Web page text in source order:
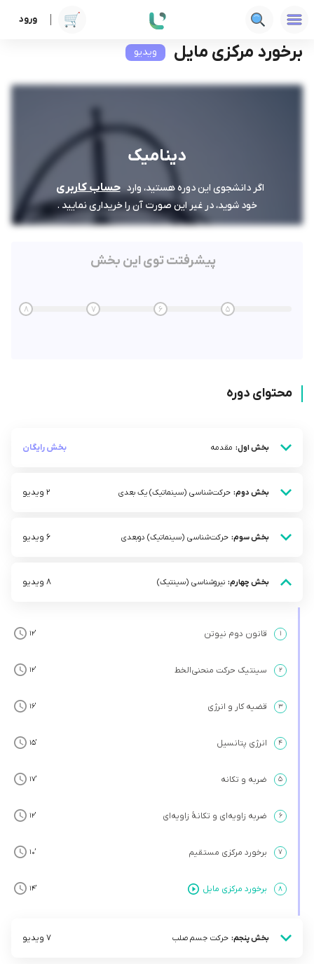
ورود دوره ها فنی‌ومهندسی برخورد مرکزی مایل
برخورد مرکزی مایل ویدیو
دینامیک
اگر دانشجوی این دوره هستید، وارد حساب کاربری
خود شوید، در غیر این صورت آن را خریداری نمایید .
پیشرفتت توی این بخش
5
6
7
8
محتوای دوره
بخش اول: مقدمه بخش رایگان
بخش دوم: حرکت‌شناسی (سینماتیک) یک بعدی 2 ویدیو
بخش سوم: حرکت‌شناسی (سینماتیک) دوبعدی 6 ویدیو
بخش چهارم: نیروشناسی (سینتیک) 8 ویدیو
۱ قانون دوم نیوتن ’12
۲ سینتیک حرکت منحنی‌الخط ’12
۳ قضیه کار و انرژی ’16
۴ انرژی پتانسیل ’15
۵ ضربه و تکانه ’17
۶ ضربه زاویه‌ای و تکانۀ زاویه‌ای ’12
۷ برخورد مرکزی مستقیم ’10
۸ برخورد مرکزی مایل ’14
بخش پنجم: حرکت جسم صلب 7 ویدیو